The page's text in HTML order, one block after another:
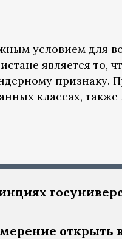
условием для
является то,
признаку.
классах,
открыть